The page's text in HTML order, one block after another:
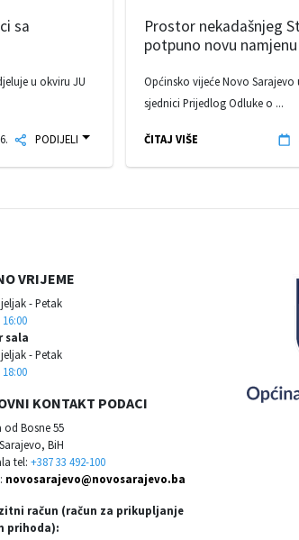
sa
u okviru JU
PODIJELI
Prostor nekadašnjeg
potpuno novu namjenu
Općinsko vijeće Novo
sjednici Prijedlog Odluke o ...
ČITAJ VIŠE
VRIJEME
- Petak
sala
- Petak
KONTAKT PODACI
od Bosne 55
BiH
tel: +387 33 492-100
novosarajevo@novosarajevo.ba
račun (račun za prikupljanje
prihoda):